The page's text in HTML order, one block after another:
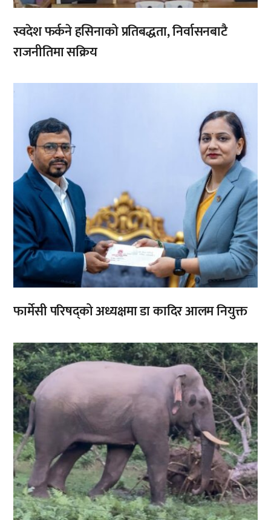
स्वदेश फर्कने हसिनाको प्रतिबद्धता, निर्वासनबाटै
राजनीतिमा सक्रिय
,
फार्मेसी परिषद्को अध्यक्षमा डा कादिर आलम नियुक्त
,